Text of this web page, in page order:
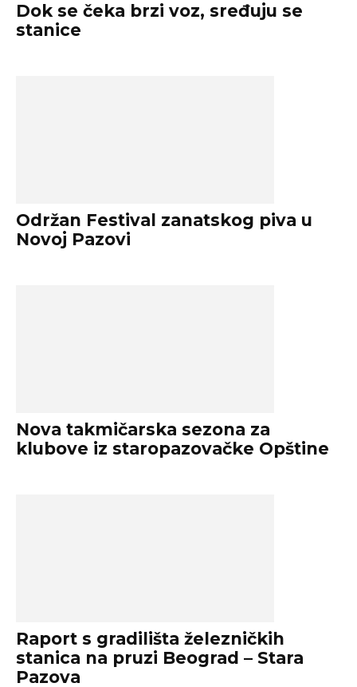
Dok se čeka brzi voz, sređuju se
stanice
Održan Festival zanatskog piva u
Novoj Pazovi
Nova takmičarska sezona za
klubove iz staropazovačke Opštine
Raport s gradilišta železničkih
stanica na pruzi Beograd – Stara
Pazova